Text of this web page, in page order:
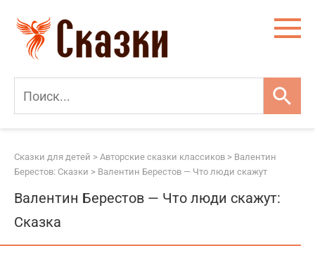
контенту
Сказки для детей > Авторские сказки классиков > Валентин
Берестов: Сказки > Валентин Берестов — Что люди скажут
Валентин Берестов — Что люди скажут:
Сказка